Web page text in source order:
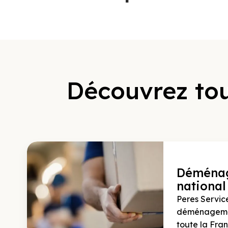
Découvrez
national
Peres
toute la